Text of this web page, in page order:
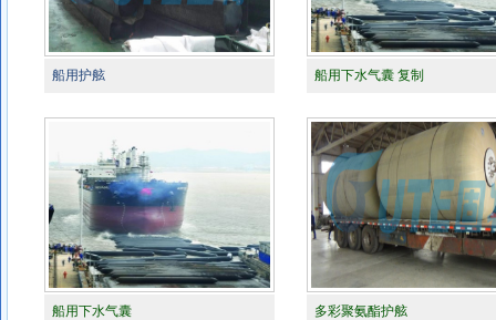
船用护舷 船用下水气囊 复制
船用下水气囊 多彩聚氨酯护舷